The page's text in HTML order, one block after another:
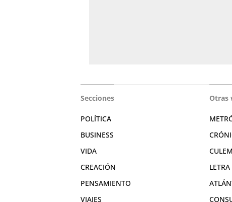
Secciones
POLÍTICA
BUSINESS
VIDA
CREACIÓN
PENSAMIENTO
VIAJES
Otras